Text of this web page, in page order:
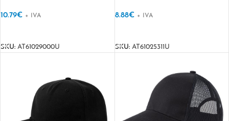
10.79€ + IVA
SKU: AT61029000U
8.88€ + IVA
SKU: AT61025311U